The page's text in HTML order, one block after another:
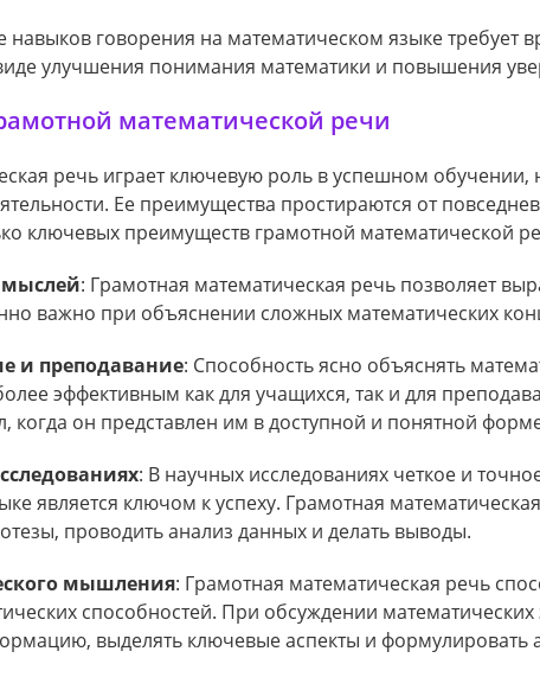
навыков говорения на математическом языке требует
улучшения понимания математики и повышения
математической речи
речь играет ключевую роль в успешном обучении,
Ее преимущества простираются от
ключевых преимуществ грамотной математической
: Грамотная математическая речь позволяет
важно при объяснении сложных математических
и преподавание: Способность ясно объяснять
эффективным как для учащихся, так и для
когда он представлен им в доступной и понятной
: В научных исследованиях четкое и
является ключом к успеху. Грамотная
проводить анализ данных и делать выводы.
мышления: Грамотная математическая речь
способностей. При обсуждении
выделять ключевые аспекты и формулировать